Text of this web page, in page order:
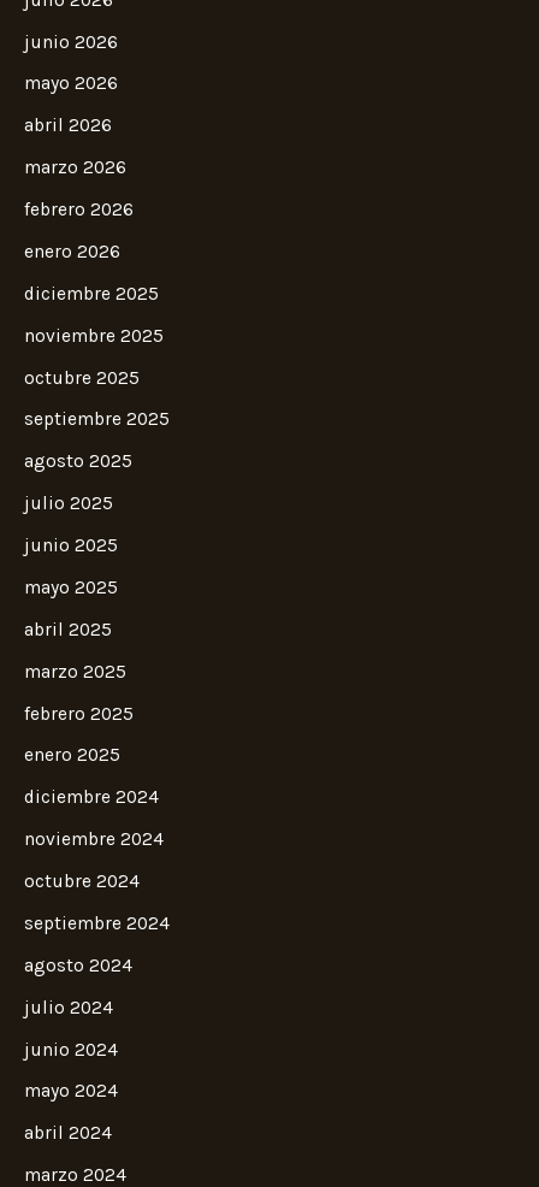
junio 2026
mayo 2026
abril 2026
marzo 2026
febrero 2026
enero 2026
diciembre 2025
noviembre 2025
octubre 2025
septiembre 2025
agosto 2025
julio 2025
junio 2025
mayo 2025
abril 2025
marzo 2025
febrero 2025
enero 2025
diciembre 2024
noviembre 2024
octubre 2024
septiembre 2024
agosto 2024
julio 2024
junio 2024
mayo 2024
abril 2024
marzo 2024